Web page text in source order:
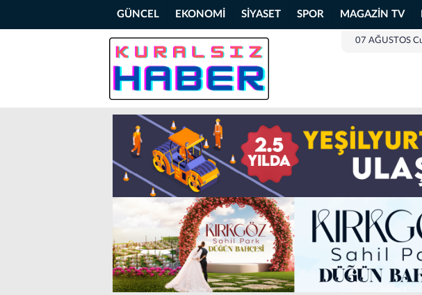
GÜNCEL EKONOMİ SİYASET SPOR MAGAZİN TV
07 AĞUSTOS